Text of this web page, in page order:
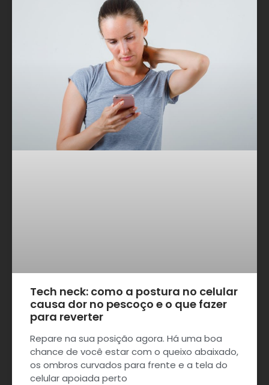
Tech neck: como a postura no celular
causa dor no pescoço e o que fazer
para reverter
Repare na sua posição agora. Há uma boa
chance de você estar com o queixo abaixado,
os ombros curvados para frente e a tela do
celular apoiada perto